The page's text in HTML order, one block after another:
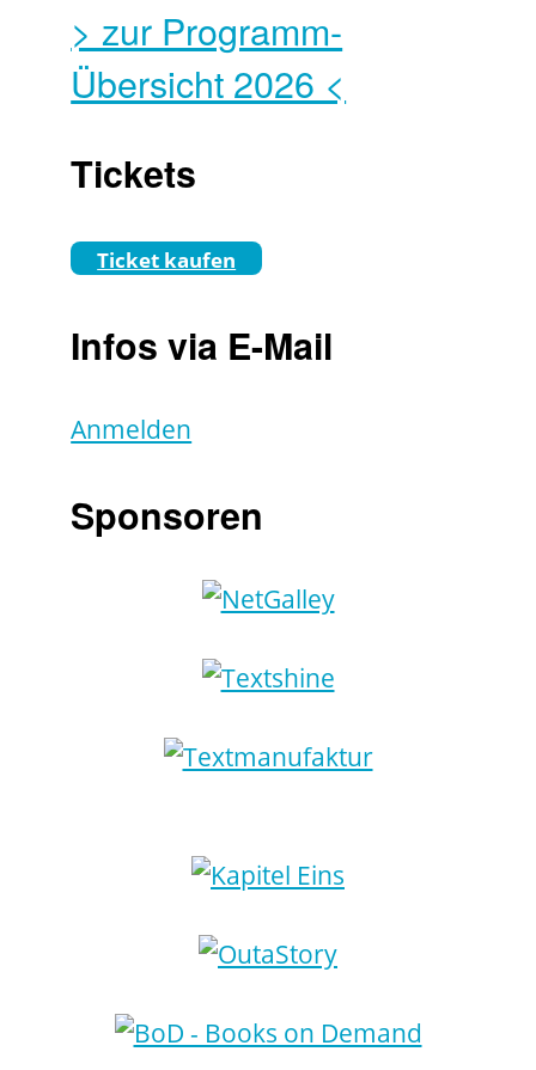
> zur Programm-
Übersicht 2026 <
Tickets
Ticket kaufen
Infos via E-Mail
Anmelden
Sponsoren